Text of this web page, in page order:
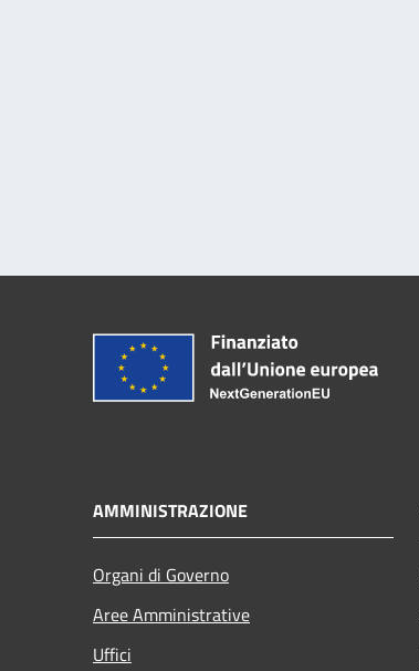
AMMINISTRAZIONE
Organi di Governo
Aree Amministrative
Uffici